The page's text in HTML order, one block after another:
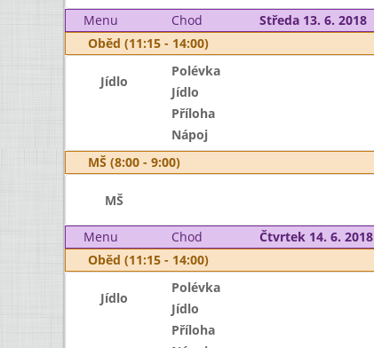
Menu Chod Středa 13. 6. 2018
Oběd (11:15 - 14:00)
Jídlo
Polévka
Jídlo
Příloha
Nápoj
MŠ (8:00 - 9:00)
MŠ
Menu Chod Čtvrtek 14. 6. 2018
Oběd (11:15 - 14:00)
Jídlo
Polévka
Jídlo
Příloha